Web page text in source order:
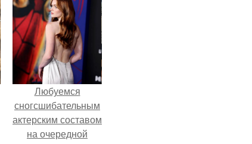
Любуемся
сногсшибательным
актерским составом
на очередной